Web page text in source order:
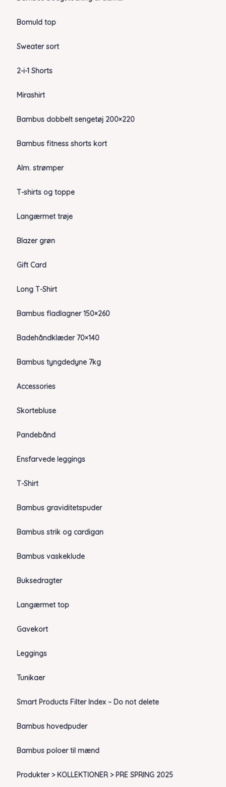
Bomuld top
Sweater sort
2-i-1 Shorts
Mirashirt
Bambus dobbelt sengetøj 200×220
Bambus fitness shorts kort
Alm. strømper
T-shirts og toppe
Langærmet trøje
Blazer grøn
Gift Card
Long T-Shirt
Bambus fladlagner 150×260
Badehåndklæder 70×140
Bambus tyngdedyne 7kg
Accessories
Skortebluse
Pandebånd
Ensfarvede leggings
T-Shirt
Bambus graviditetspuder
Bambus strik og cardigan
Bambus vaskeklude
Buksedragter
Langærmet top
Gavekort
Leggings
Tunikaer
Smart Products Filter Index – Do not delete
Bambus hovedpuder
Bambus poloer til mænd
Produkter > KOLLEKTIONER > PRE SPRING 2025